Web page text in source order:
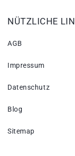
NÜTZLICHE
AGB
Impressum
Datenschutz
Blog
Sitemap